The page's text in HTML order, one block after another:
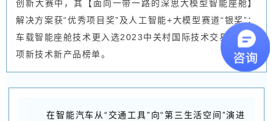
创新大赛中，其【面向一带一路的深思大模型智能座舱】
解决方案获“优秀项目奖”及人工智能+大模型赛道“银奖”；
车载智能座舱技术更入选2023中关村国际技术交易大会百
项新技术新产品榜单。
在智能汽车从“交通工具”向“第三生活空间”演进